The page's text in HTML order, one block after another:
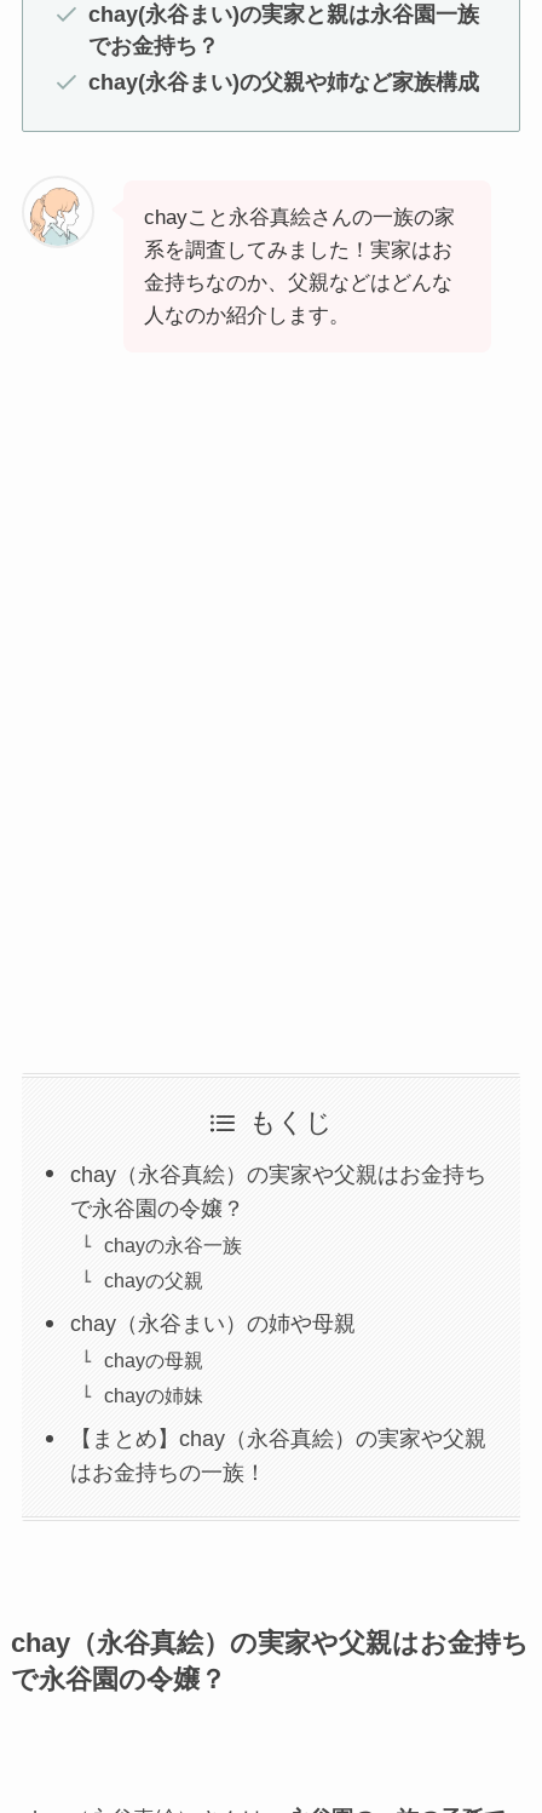
chay(永谷まい)の実家と親は永谷園一族
でお金持ち？
chay(永谷まい)の父親や姉など家族構成
chayこと永谷真絵さんの一族の家
系を調査してみました！実家はお
金持ちなのか、父親などはどんな
人なのか紹介します。
もくじ
chay（永谷真絵）の実家や父親はお金持ち
で永谷園の令嬢？
chayの永谷一族
chayの父親
chay（永谷まい）の姉や母親
chayの母親
chayの姉妹
【まとめ】chay（永谷真絵）の実家や父親
はお金持ちの一族！
chay（永谷真絵）の実家や父親はお金持ち
で永谷園の令嬢？